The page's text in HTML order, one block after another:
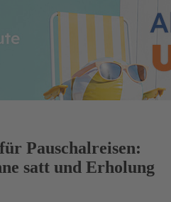
Pauschalreisen:
satt und Erholung